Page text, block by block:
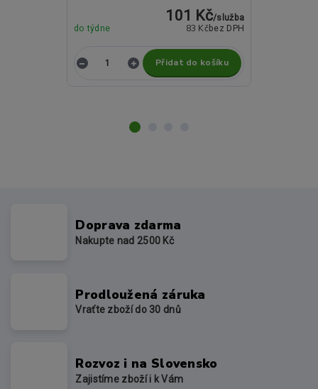
101 Kč/služba
83 Kč bez DPH
do týdne
Přidat do košíku
Doprava zdarma
Nakupte nad 2500 Kč
Prodloužená záruka
Vraťte zboží do 30 dnů
Rozvoz i na Slovensko
Zajistíme zboží i k Vám